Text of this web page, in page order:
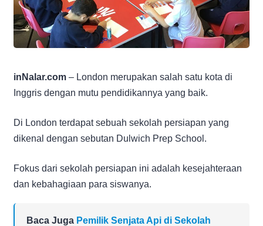
inNalar.com – London merupakan salah satu kota di
Inggris dengan mutu pendidikannya yang baik.
Di London terdapat sebuah sekolah persiapan yang
dikenal dengan sebutan Dulwich Prep School.
Fokus dari sekolah persiapan ini adalah kesejahteraan
dan kebahagiaan para siswanya.
Baca Juga Pemilik Senjata Api di Sekolah